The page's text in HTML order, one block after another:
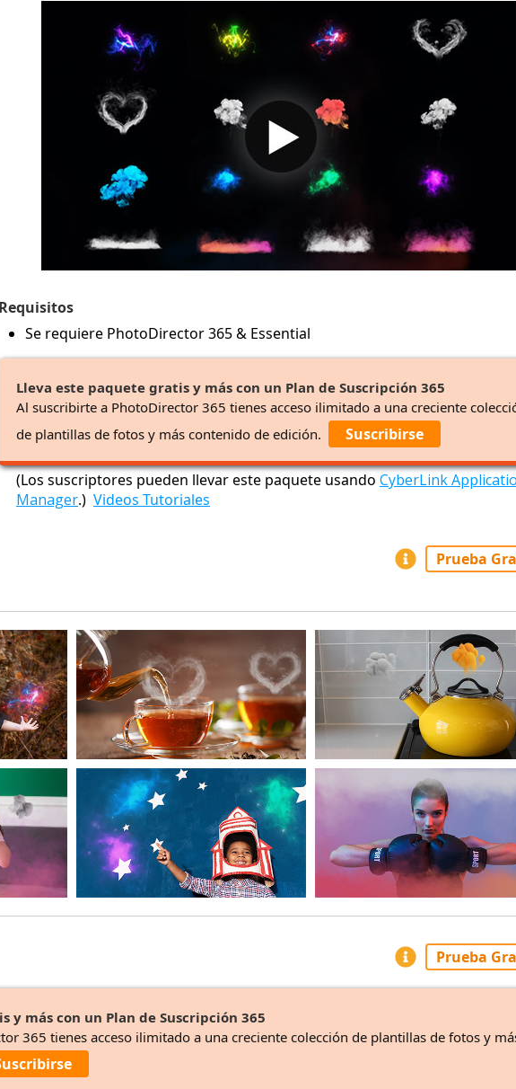
Requisitos
Se requiere PhotoDirector 365 & Essential
Lleva este paquete gratis y más con un Plan de Suscripción 365
Al suscribirte a PhotoDirector 365 tienes acceso ilimitado a una creciente
de plantillas de fotos y más contenido de edición.
Suscribirse
(Los suscriptores pueden llevar este paquete usando CyberLink
Manager.) Videos Tutoriales
Prueba
Prueba
y más con un Plan de Suscripción 365
365 tienes acceso ilimitado a una creciente colección de plantillas de fotos y